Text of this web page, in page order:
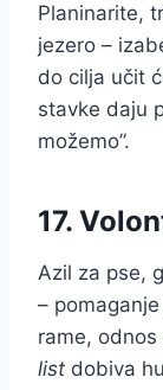
Planinarite,
jezero –
do cilja učit
stavke daju
možemo”.
17.
Azil za pse,
–
rame,
list dobiva